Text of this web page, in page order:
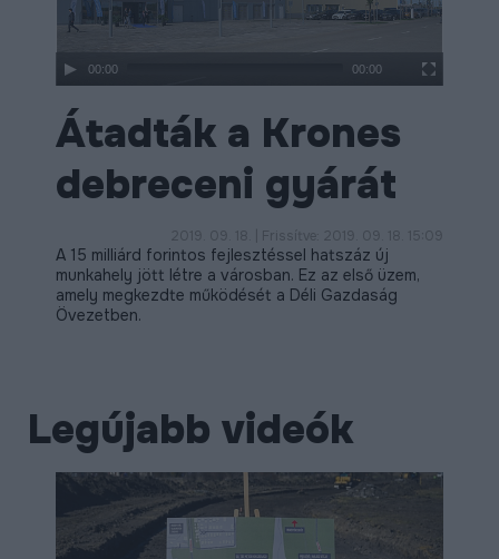
ÉLETMINŐSÉG
OKTATÁS
PROJEKTEK
ÖSSZES PROJEKT
00:00 00:00
Átadták a Krones
debreceni gyárát
2019. 09. 18. | Frissítve: 2019. 09. 18. 15:09
A 15 milliárd forintos fejlesztéssel hatszáz új
munkahely jött létre a városban. Ez az első üzem,
amely megkezdte működését a Déli Gazdaság
Övezetben.
Legújabb videók